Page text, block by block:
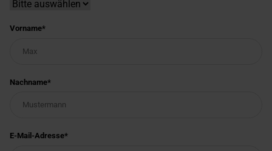
Vorname
Nachname
E-Mail-Adresse